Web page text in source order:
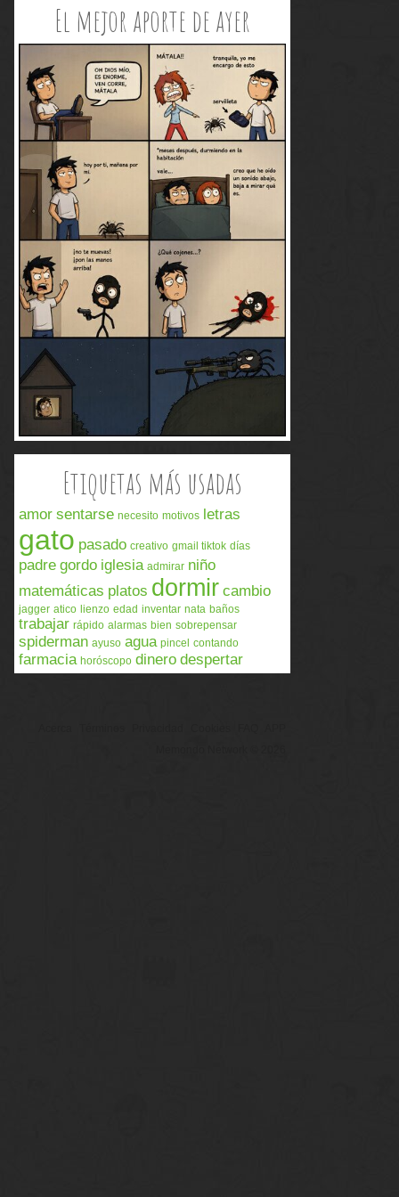
El mejor aporte de ayer
Etiquetas más usadas
amor sentarse necesito motivos letras
gato pasado creativo gmail tiktok días
padre gordo iglesia admirar niño
matemáticas platos dormir cambio
jagger atico lienzo edad inventar nata baños
trabajar rápido alarmas bien sobrepensar
spiderman ayuso agua pincel contando
farmacia horóscopo dinero despertar